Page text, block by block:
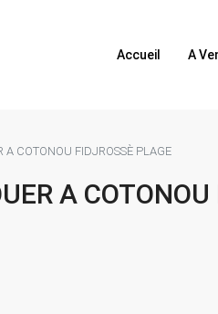
Accueil A
A COTONOU FIDJROSSÈ PLAGE
A COTONOU